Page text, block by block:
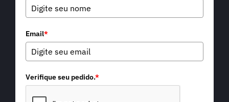
Email*
Verifique seu pedido.*